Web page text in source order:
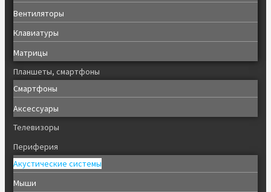
Вентиляторы
Клавиатуры
Матрицы
Планшеты, смартфоны
Смартфоны
Аксессуары
Телевизоры
Периферия
Акустические системы
Мыши